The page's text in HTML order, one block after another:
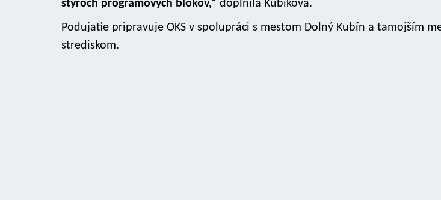
štyroch programových blokov,“ doplnila Kubíková.
Podujatie pripravuje OKS v spolupráci s mestom Dolný Kubín a tamojším
strediskom.